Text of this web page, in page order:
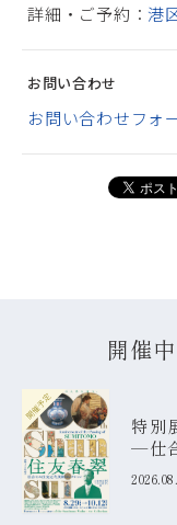
詳細・ご予約： 港
お問い合わせ
お問い合わせフォ
開催
開催予定
特別
―仕